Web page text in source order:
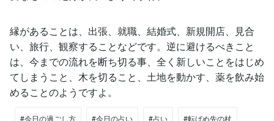
縁があることは、出張、就職、結婚式、新規開店、見合
い、旅行、観察することなどです。逆に避けるべきこと
は、今までの流れを断ち切る事、全く新しいことをはじめ
てしまうこと、木を切ること、土地を動かす、薬を飲み始
めることのようですよ。
#今日の過ごし方 #今日の占い #占い #転ばぬ先の杖